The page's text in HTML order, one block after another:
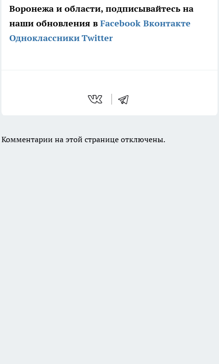
Воронежа и области, подписывайтесь на
наши обновления в Facebook Вконтакте
ОдноклассникиTwitter
Комментарии на этой странице отключены.